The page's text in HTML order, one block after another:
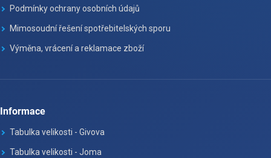
Podmínky ochrany osobních údajů
Mimosoudní řešení spotřebitelských sporu
Výměna, vrácení a reklamace zboží
Informace
Tabulka velikosti - Givova
Tabulka velikosti - Joma